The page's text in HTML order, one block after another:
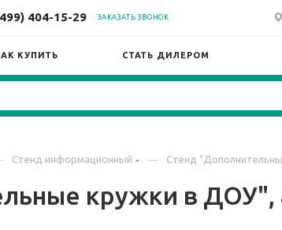
404-15-29 ЗАКАЗАТЬ ЗВОНОК
КУПИТЬ СТАТЬ ДИЛЕРОМ
Стенд информационный — Стенд
кружки в ДОУ",